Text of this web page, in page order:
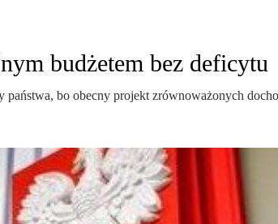
budżetem bez deficytu
bo obecny projekt zrównoważonych